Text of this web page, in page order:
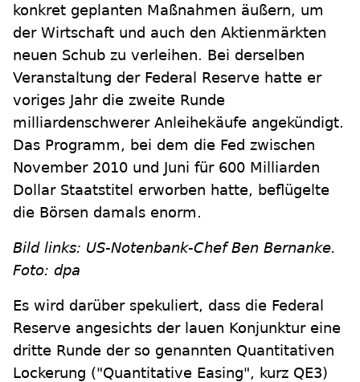
konkret geplanten Maßnahmen äußern, um
der Wirtschaft und auch den Aktienmärkten
neuen Schub zu verleihen. Bei derselben
Veranstaltung der Federal Reserve hatte er
voriges Jahr die zweite Runde
milliardenschwerer Anleihekäufe angekündigt.
Das Programm, bei dem die Fed zwischen
November 2010 und Juni für 600 Milliarden
Dollar Staatstitel erworben hatte, beflügelte
die Börsen damals enorm.
Bild links: US-Notenbank-Chef Ben Bernanke.
Foto: dpa
Es wird darüber spekuliert, dass die Federal
Reserve angesichts der lauen Konjunktur eine
dritte Runde der so genannten Quantitativen
Lockerung ("Quantitative Easing", kurz QE3)